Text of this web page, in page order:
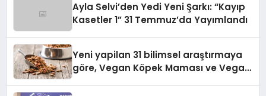
Ayla Selvi’den Yedi Yeni Şarkı: “Kayıp
Kasetler 1” 31 Temmuz’da Yayımlandı
Yeni yapilan 31 bilimsel araştırmaya
göre, Vegan Köpek Maması ve Vegan